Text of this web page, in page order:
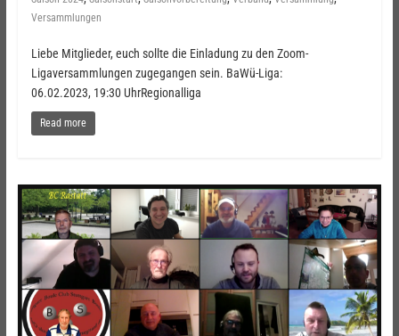
Versammlungen
Liebe Mitglieder, euch sollte die Einladung zu den Zoom-
Ligaversammlungen zugegangen sein. BaWü-Liga:
06.02.2023, 19:30 UhrRegionalliga
Read more